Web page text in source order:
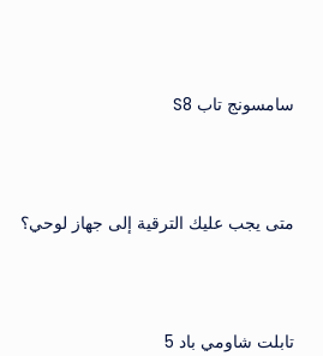
سامسونج تاب S8
متى يجب عليك الترقية إلى جهاز لوحي؟
تابلت شاومي باد 5